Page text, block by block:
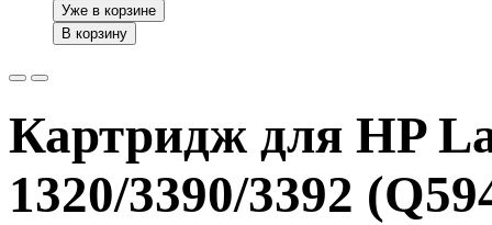
Уже в корзине
В корзину
Картридж для HP
1320/3390/3392